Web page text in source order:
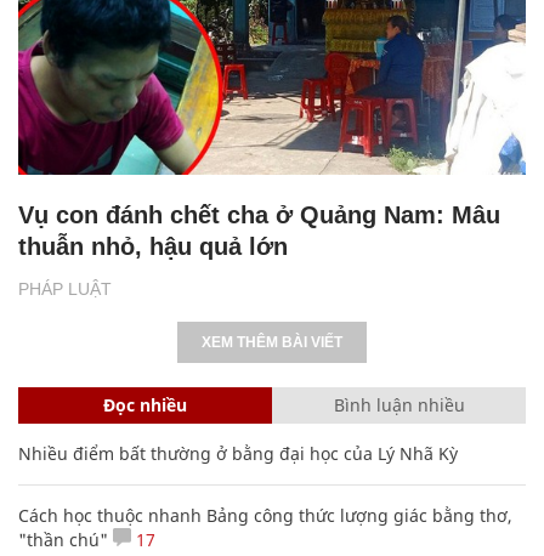
PHÁP LUẬT
Vụ con đánh chết cha ở Quảng Nam: Mâu
thuẫn nhỏ, hậu quả lớn
XEM THÊM BÀI VIẾT
Đọc nhiều Bình luận nhiều
Nhiều điểm bất thường ở bằng đại học của Lý Nhã Kỳ
Cách học thuộc nhanh Bảng công thức lượng giác bằng thơ,
"thần chú"
17